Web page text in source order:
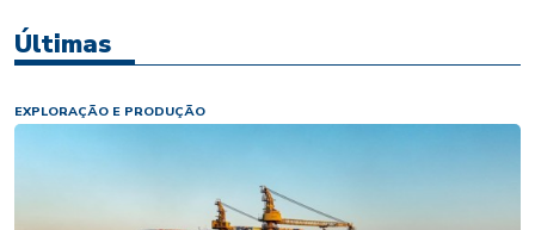
Últimas
EXPLORAÇÃO E PRODUÇÃO